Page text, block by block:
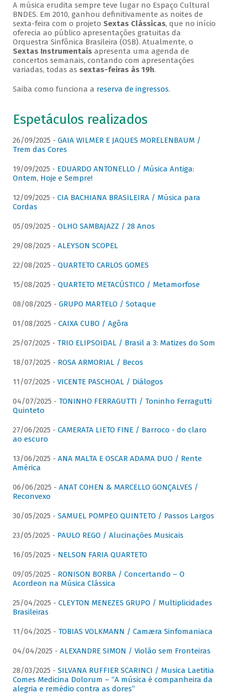
A música erudita sempre teve lugar no Espaço Cultural
BNDES. Em 2010, ganhou definitivamente as noites de
sexta-feira com o projeto Sextas Clássicas, que no início
oferecia ao público apresentações gratuitas da
Orquestra Sinfônica Brasileira (OSB). Atualmente, o
Sextas Instrumentaisapresenta uma agenda de
concertos semanais, contando com apresentações
variadas, todas as sextas-feiras às 19h.
Saiba como funciona a reserva de ingressos.
Espetáculos realizados
26/09/2025 - GAIA WILMER E JAQUES MORELENBAUM /
Trem das Cores
19/09/2025 - EDUARDO ANTONELLO / Música Antiga:
Ontem, Hoje e Sempre!
12/09/2025 - CIA BACHIANA BRASILEIRA / Música para
Cordas
05/09/2025 - OLHO SAMBAJAZZ / 28 Anos
29/08/2025 - ALEYSON SCOPEL
22/08/2025 - QUARTETO CARLOS GOMES
15/08/2025 - QUARTETO METACÚSTICO / Metamorfose
08/08/2025 - GRUPO MARTELO / Sotaque
01/08/2025 - CAIXA CUBO / Agôra
25/07/2025 - TRIO ELIPSOIDAL / Brasil a 3: Matizes do Som
18/07/2025 - ROSA ARMORIAL / Becos
11/07/2025 - VICENTE PASCHOAL / Diálogos
04/07/2025 - TONINHO FERRAGUTTI / Toninho Ferragutti
Quinteto
27/06/2025 - CAMERATA LIETO FINE / Barroco - do claro
ao escuro
13/06/2025 - ANA MALTA E OSCAR ADAMA DUO / Rente
América
06/06/2025 - ANAT COHEN & MARCELLO GONÇALVES /
Reconvexo
30/05/2025 - SAMUEL POMPEO QUINTETO / Passos Largos
23/05/2025 - PAULO REGO / Alucinações Musicais
16/05/2025 - NELSON FARIA QUARTETO
09/05/2025 - RONISON BORBA / Concertando – O
Acordeon na Música Clássica
25/04/2025 - CLEYTON MENEZES GRUPO / Multiplicidades
Brasileiras
11/04/2025 - TOBIAS VOLKMANN / Camæra Sinfomaniaca
04/04/2025 - ALEXANDRE SIMON / Violão sem Fronteiras
28/03/2025 - SILVANA RUFFIER SCARINCI / Musica Laetitia
Comes Medicina Dolorum – “A música é companheira da
alegria e remédio contra as dores”